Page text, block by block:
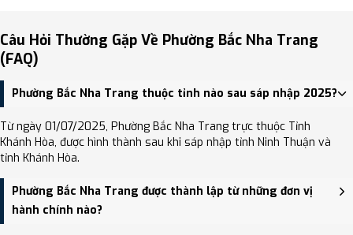
Câu Hỏi Thường Gặp Về Phường Bắc Nha Trang
(FAQ)
Phường Bắc Nha Trang thuộc tỉnh nào sau sáp nhập 2025?
Từ ngày 01/07/2025, Phường Bắc Nha Trang trực thuộc Tỉnh
Khánh Hòa, được hình thành sau khi sáp nhập tỉnh Ninh Thuận và
tỉnh Khánh Hòa.
Phường Bắc Nha Trang được thành lập từ những đơn vị
hành chính nào?